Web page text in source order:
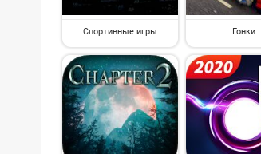
Спортивные игры Гонки